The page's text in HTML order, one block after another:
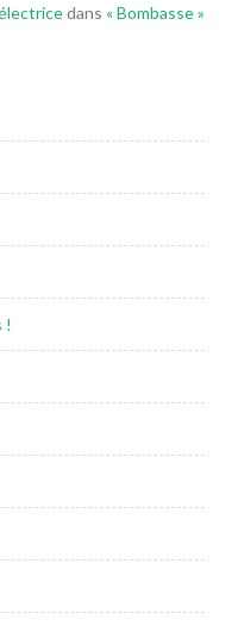
dans « Bombasse »
!